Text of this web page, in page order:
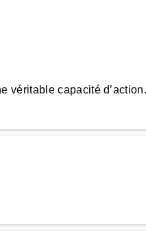
véritable capacité d’action.